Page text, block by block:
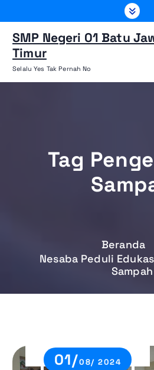
e
SMP Negeri 01 Batu
Timur
Selalu Yes Tak Pernah No
Tag
Beranda
Nesaba Peduli
Sampah
01/08/ 2024